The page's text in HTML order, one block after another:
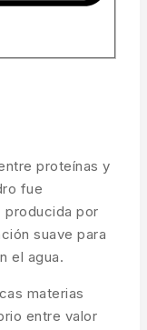
proteínas y
fue
producida por
suave para
el agua.
materias
entre valor